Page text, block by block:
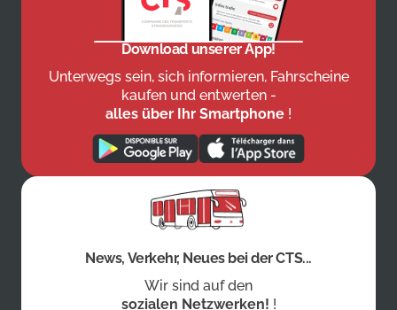
Download unserer App!
Unterwegs sein, sich informieren, Fahrscheine
kaufen und entwerten -
alles über Ihr Smartphone !
News, Verkehr, Neues bei der CTS...
Wir sind auf den
sozialen Netzwerken! !